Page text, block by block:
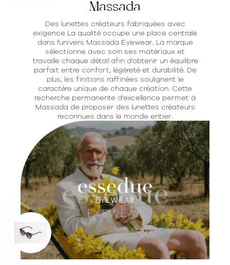
Massada
Des lunettes créateurs fabriquées avec
exigence La qualité occupe une place centrale
dans l'univers Massada Eyewear. La marque
sélectionne avec soin ses matériaux et
travaille chaque détail afin d'obtenir un équilibre
parfait entre confort, légèreté et durabilité. De
plus, les finitions raffinées soulignent le
caractère unique de chaque création. Cette
recherche permanente d'excellence permet à
Massada de proposer des lunettes créateurs
reconnues dans le monde entier.